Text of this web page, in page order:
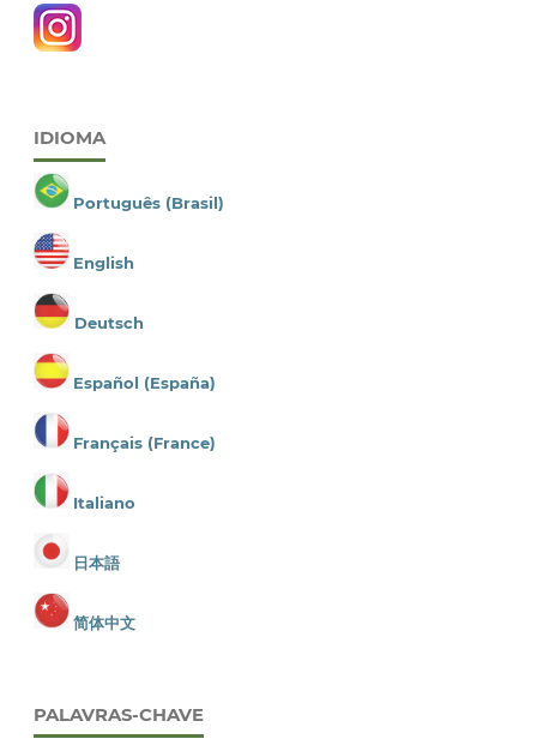
IDIOMA
Português (Brasil)
English
Deutsch
Español (España)
Français (France)
Italiano
日本語
简体中文
PALAVRAS-CHAVE